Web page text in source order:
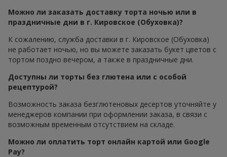
Можно ли заказать доставку торта ночью или в
праздничные дни в г. Кировское (Обуховка)?
К сожалению, служба доставки в г. Кировское (Обуховка)
не работает ночью, но вы можете заказать букет цветов с
тортом поздно вечером, а также в праздничные дни.
Доступны ли торты без глютена или с особой
рецептурой?
Возможность заказа безглютеновых десертов уточняйте у
менеджеров компании при оформлении заказа, в связи с
возможным временным отсутствием на складе.
Можно ли оплатить торт онлайн картой или Google
Pay?